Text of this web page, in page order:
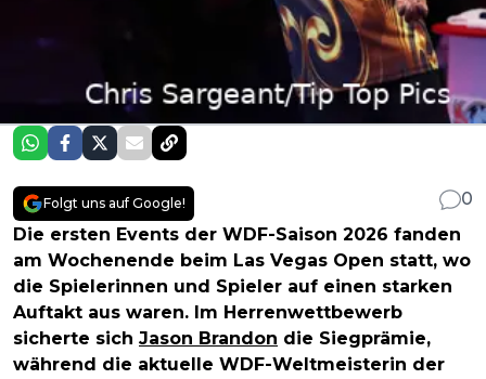
Folgt uns auf Google!
0
Die ersten Events der WDF-Saison 2026 fanden
am Wochenende beim Las Vegas Open statt, wo
die Spielerinnen und Spieler auf einen starken
Auftakt aus waren. Im Herrenwettbewerb
sicherte sich Jason Brandon die Siegprämie,
während die aktuelle WDF-Weltmeisterin der